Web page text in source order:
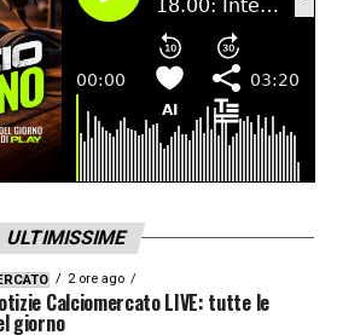
ULTIMISSIME
2 ore ago
Calciomercato LIVE: tutte le
giorno